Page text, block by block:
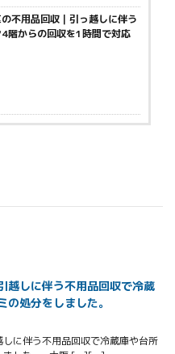
不用品回収｜引っ越しに伴う
階からの回収を1時間で対応
越しに伴う不用品回収で冷蔵
処分をしました。
に伴う不用品回収で冷蔵庫や台所